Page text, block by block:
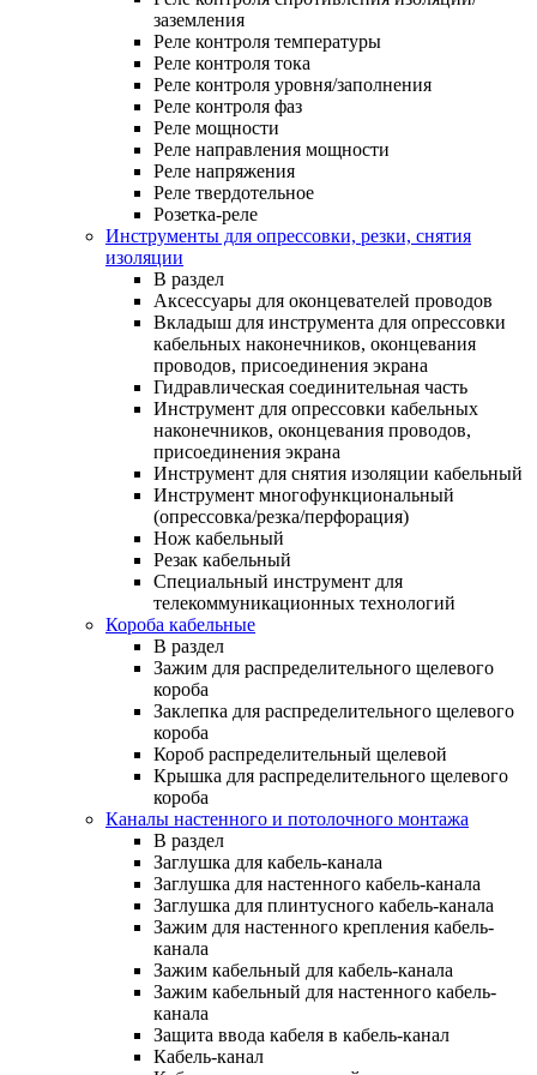
заземления
Реле контроля температуры
Реле контроля тока
Реле контроля уровня/заполнения
Реле контроля фаз
Реле мощности
Реле направления мощности
Реле напряжения
Реле твердотельное
Розетка-реле
Инструменты для опрессовки, резки, снятия
изоляции
В раздел
Аксессуары для оконцевателей проводов
Вкладыш для инструмента для опрессовки
кабельных наконечников, оконцевания
проводов, присоединения экрана
Гидравлическая соединительная часть
Инструмент для опрессовки кабельных
наконечников, оконцевания проводов,
присоединения экрана
Инструмент для снятия изоляции кабельный
Инструмент многофункциональный
(опрессовка/резка/перфорация)
Нож кабельный
Резак кабельный
Специальный инструмент для
телекоммуникационных технологий
Короба кабельные
В раздел
Зажим для распределительного щелевого
короба
Заклепка для распределительного щелевого
короба
Короб распределительный щелевой
Крышка для распределительного щелевого
короба
Каналы настенного и потолочного монтажа
В раздел
Заглушка для кабель-канала
Заглушка для настенного кабель-канала
Заглушка для плинтусного кабель-канала
Зажим для настенного крепления кабель-
канала
Зажим кабельный для кабель-канала
Зажим кабельный для настенного кабель-
канала
Защита ввода кабеля в кабель-канал
Кабель-канал